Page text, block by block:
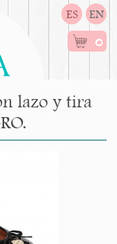
ES EN
0
lazo y tira